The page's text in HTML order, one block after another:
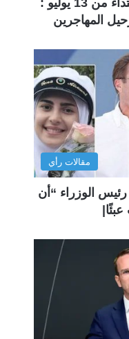
قواعد جديدة في السويد ابتداءً من 13 يوليو :
المهاجرين
مقالات رأي
الوزراء “أن